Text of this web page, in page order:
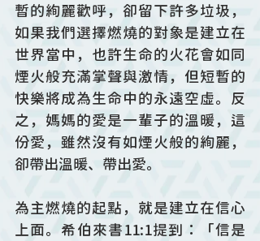
暫的絢麗歡呼，卻留下許多垃圾，
如果我們選擇燃燒的對象是建立在
世界當中，也許生命的火花會如同
煙火般充滿掌聲與激情，但短暫的
快樂將成為生命中的永遠空虛。反
之，媽媽的愛是一輩子的溫暖，這
份愛，雖然沒有如煙火般的絢麗，
卻帶出溫暖、帶出愛。
為主燃燒的起點，就是建立在信心
上面。希伯來書11:1提到：「信是